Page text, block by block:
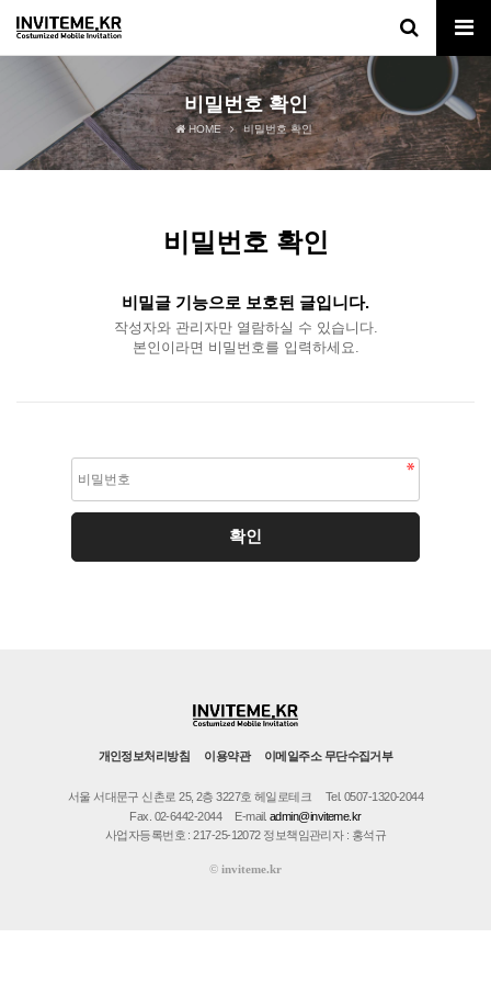
비밀번호 확인
HOME 비밀번호 확인
비밀번호 확인
비밀글 기능으로 보호된 글입니다.
작성자와 관리자만 열람하실 수 있습니다.
본인이라면 비밀번호를 입력하세요.
개인정보처리방침 이용약관 이메일주소 무단수집거부
서울 서대문구 신촌로 25, 2층 3227호 헤일로테크
Tel. 0507-1320-2044
Fax. 02-6442-2044
E-mail.admin@inviteme.kr
사업자등록번호 : 217-25-12072 정보책임관리자 : 홍석규
© inviteme.kr